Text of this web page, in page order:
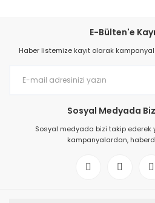
E-Bülten'e
Haber listemize kayıt olarak
Sosyal Medyada
Sosyal medyada bizi takip ederek
kampanyalardan,